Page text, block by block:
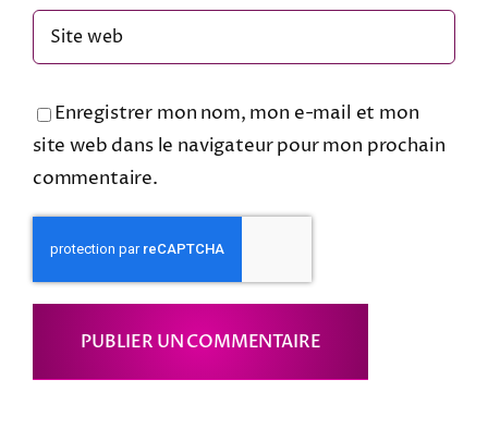
Enregistrer mon nom, mon e-mail et mon
site web dans le navigateur pour mon prochain
commentaire.